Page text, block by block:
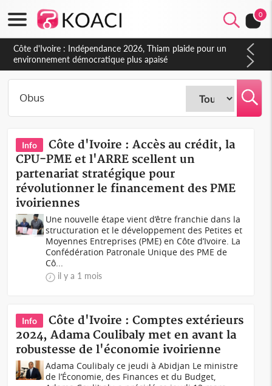
0
Côte d'Ivoire : Indépendance 2026, Thiam plaide pour un
environnement démocratique plus apaisé
Info
Côte d'Ivoire : Accès au crédit, la
CPU-PME et l'ARRE scellent un
partenariat stratégique pour
révolutionner le financement des PME
ivoiriennes
Une nouvelle étape vient d’être franchie dans la
structuration et le développement des Petites et
Moyennes Entreprises (PME) en Côte d’Ivoire. La
Confédération Patronale Unique des PME de
Cô...
il y a 1 mois
Info
Côte d'Ivoire : Comptes extérieurs
2024, Adama Coulibaly met en avant la
robustesse de l'économie ivoirienne
Adama Coulibaly ce jeudi à Abidjan Le ministre
de l’Économie, des Finances et du Budget,